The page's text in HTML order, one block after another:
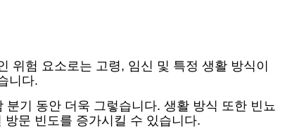
위험 요소로는 고령, 임신 및 특정 생활 방식이
니다.
기 동안 더욱 그렇습니다. 생활 방식 또한 빈뇨
문 빈도를 증가시킬 수 있습니다.